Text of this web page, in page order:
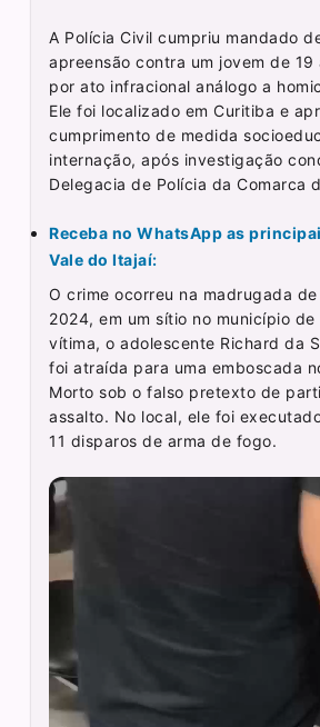
A Polícia Civil cumpriu mandado
apreensão contra um jovem de 19
por ato infracional análogo a
Ele foi localizado em Curitiba e
cumprimento de medida
internação, após investigação
Delegacia de Polícia da Comarca
Receba no WhatsApp as
Vale do Itajaí:
O crime ocorreu na madrugada
2024, em um sítio no município de
vítima, o adolescente Richard da
foi atraída para uma emboscada
Morto sob o falso pretexto de
assalto. No local, ele foi
11 disparos de arma de fogo.